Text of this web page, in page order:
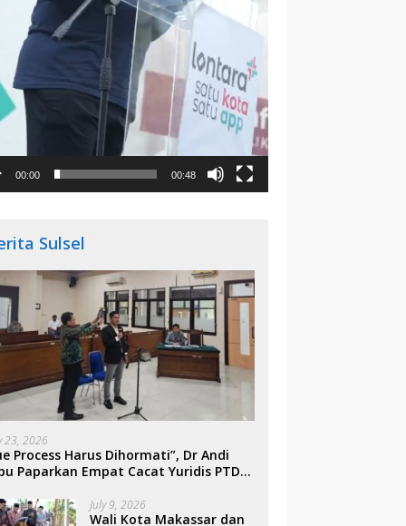
00:00 00:48
Sulsel
23, 2026
Process Harus Dihormati”, Dr Andi
Paparkan Empat Cacat Yuridis PTDH
July 9, 2026
Wali Kota Makassar dan